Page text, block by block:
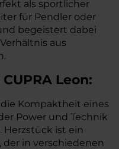
als sportlicher
für Pendler oder
begeistert dabei
aus
CUPRA Leon:
Kompaktheit eines
Power und Technik
Herzstück ist ein
in verschiedenen